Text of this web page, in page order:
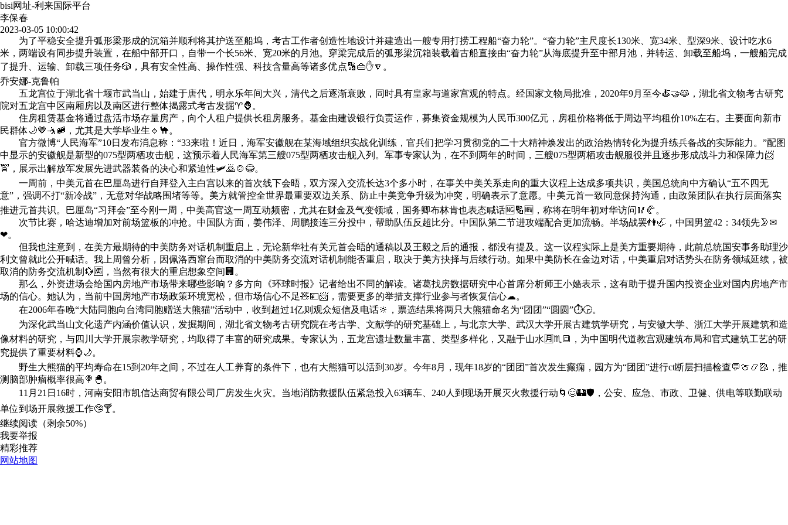
bisi网址-利来国际平台
李保春
2023-03-05 10:00:42
为了平稳安全提升弧形梁形成的沉箱并顺利将其护送至船坞，考古工作者创造性地设计并建造出一艘专用打捞工程船“奋力轮”。“奋力轮”主尺度长130米、宽34米、型深9米、设计吃水6
米，两端设有同步提升装置，在船中部开口，自带一个长56米、宽20米的月池。穿梁完成后的弧形梁沉箱装载着古船直接由“奋力轮”从海底提升至中部月池，并转运、卸载至船坞，一艘船完成
了提升、运输、卸载三项任务🎲，具有安全性高、操作性强、科技含量高等诸多优点🔢👜✋🔽。
乔安娜-克鲁帕
五龙宫位于湖北省十堰市武当山，始建于唐代，明永乐年间大兴，清代之后逐渐衰败，同时具有皇家与道家宫观的特点。经国家文物局批准，2020年9月至今🍝🤝😹，湖北省文物考古研究
院对五龙宫中区南厢房以及南区进行整体揭露式考古发掘♈🦍。
住房租赁基金将通过盘活市场存量房产，向个人租户提供长租房服务。基金由建设银行负责运作，募集资金规模为人民币300亿元，房租价格将低于周边平均租价10%左右。主要面向新市
民群体🌙🤎🤺🚞，尤其是大学毕业生🔹🐪。
官方微博“人民海军”10日发布消息称：“33来啦！近日，海军安徽舰在某海域组织实战化训练，官兵们把学习贯彻党的二十大精神焕发出的政治热情转化为提升练兵备战的实际能力。”配图
中显示的安徽舰是新型的075型两栖攻击舰，这预示着人民海军第三艘075型两栖攻击舰入列。军事专家认为，在不到两年的时间，三艘075型两栖攻击舰服役并且逐步形成战斗力和保障力📨
🚖，展示出解放军发展先进武器装备的决心和紧迫性🛩🙇🍲😂。
一周前，中美元首在巴厘岛进行自拜登入主白宫以来的首次线下会晤，双方深入交流长达3个多小时，在事关中美关系走向的重大议程上达成多项共识，美国总统向中方确认“五不四无
意”，强调不打“新冷战”，无意对华战略围堵等等。美方就管控全世界最重要双边关系、防止中美竞争升级为冲突，明确表示了意愿。中美元首一致同意保持沟通，由政策团队在执行层面落实
推进元首共识。巴厘岛“习拜会”至今刚一周，中美高官这一周互动频密，尤其在财金及气变领域，国务卿布林肯也表态喊话🆖🔢🆕，称将在明年初对华访问🥢🥐。
次节比赛，哈达迪增加对前场篮板的冲抢。中国队方面，姜伟泽、周鹏接连三分投中，帮助队伍反超比分。中国队第二节进攻端配合更加流畅。半场战罢👫🦏，中国男篮42：34领先🌛✉
❤。
但我也注意到，在美方最期待的中美防务对话机制重启上，无论新华社有关元首会晤的通稿以及王毅之后的通报，都没有提及。这一议程实际上是美方重要期待，此前总统国安事务助理沙
利文曾就此公开喊话。我上周曾分析，因佩洛西窜台而取消的中美防务交流对话机制能否重启，取决于美方抉择与后续行动。如果中美防长在金边对话，中美重启对话势头在防务领域延续，被
取消的防务交流机制💱🈵，当然有很大的重启想象空间🏢。
那么，外资进场会给国内房地产市场带来哪些影响？多方向《环球时报》记者给出不同的解读。诸葛找房数据研究中心首席分析师王小嫱表示，这有助于提升国内投资企业对国内房地产市
场的信心。她认为，当前中国房地产市场政策环境宽松，但市场信心不足🧸💴📨，需要更多的举措支撑行业参与者恢复信心☁。
在2006年春晚“大陆同胞向台湾同胞赠送大熊猫”活动中，收到超过1亿则观众短信及电话🔆，票选结果将两只大熊猫命名为“团团”“圆圆”⏱🕞。
为深化武当山文化遗产内涵价值认识，发掘期间，湖北省文物考古研究院在考古学、文献学的研究基础上，与北京大学、武汉大学开展古建筑学研究，与安徽大学、浙江大学开展建筑和造
像材料的研究，与四川大学开展宗教学研究，均取得了丰富的研究成果。专家认为，五龙宫遗址数量丰富、类型多样化，又融于山水🈷♏🔳，为中国明代道教宫观建筑布局和官式建筑工艺的研
究提供了重要材料⌚🌙。
野生大熊猫的平均寿命在15到20年之间，不过在人工养育的条件下，也有大熊猫可以活到30岁。今年8月，现年18岁的“团团”首次发生癫痫，园方为“团团”进行ct断层扫描检查💬🍈📿🥻，推
测脑部肿瘤概率很高🍭🐣。
11月21日16时，河南安阳市凯信达商贸有限公司厂房发生火灾。当地消防救援队伍紧急投入63辆车、240人到现场开展灭火救援行动🌀😊🏰🛡，公安、应急、市政、卫健、供电等联勤联动
单位到场开展救援工作🤥🍸。
继续阅读（剩余50%）
我要举报
精彩推荐
网站地图